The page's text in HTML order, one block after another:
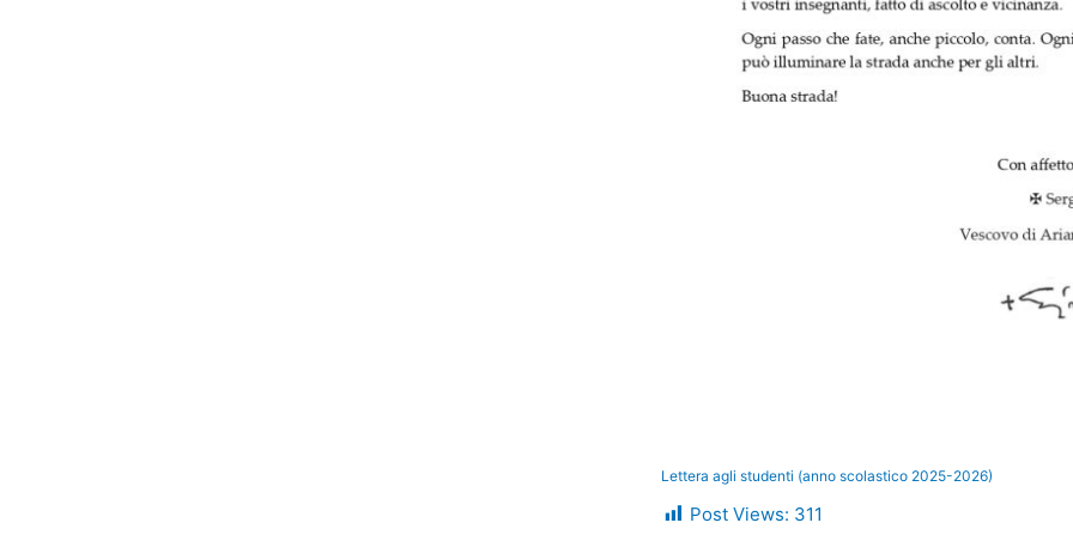
Lettera agli studenti (anno scolastico 2025-2026)
Post Views: 311